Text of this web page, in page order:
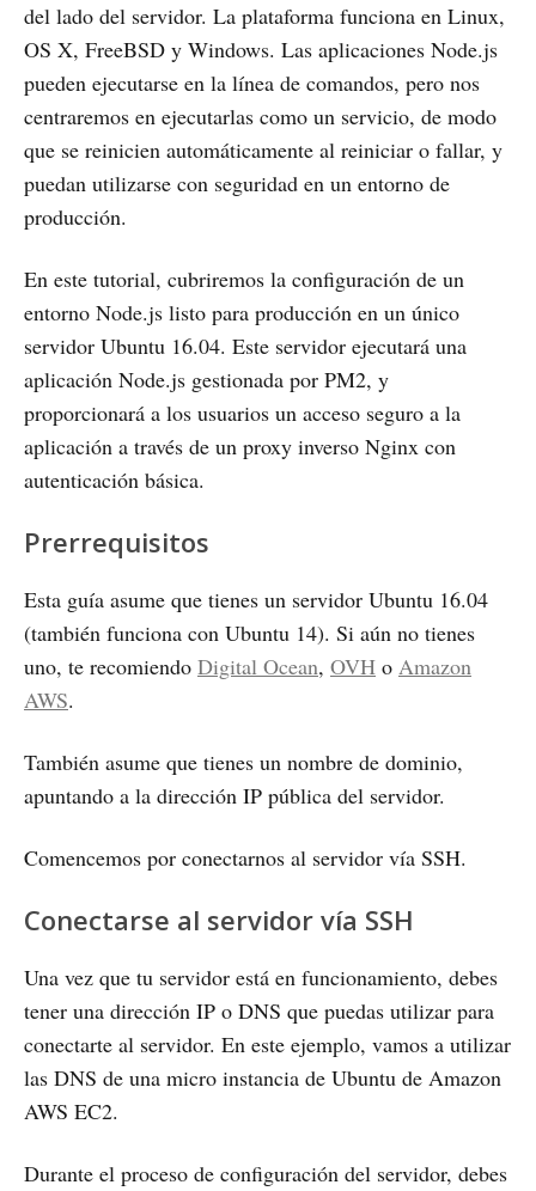
del lado del servidor. La plataforma funciona en Linux,
OS X, FreeBSD y Windows. Las aplicaciones Node.js
pueden ejecutarse en la línea de comandos, pero nos
centraremos en ejecutarlas como un servicio, de modo
que se reinicien automáticamente al reiniciar o fallar, y
puedan utilizarse con seguridad en un entorno de
producción.
En este tutorial, cubriremos la configuración de un
entorno Node.js listo para producción en un único
servidor Ubuntu 16.04. Este servidor ejecutará una
aplicación Node.js gestionada por PM2, y
proporcionará a los usuarios un acceso seguro a la
aplicación a través de un proxy inverso Nginx con
autenticación básica.
Prerrequisitos
Esta guía asume que tienes un servidor Ubuntu 16.04
(también funciona con Ubuntu 14). Si aún no tienes
uno, te recomiendo Digital Ocean, OVH o Amazon
AWS.
También asume que tienes un nombre de dominio,
apuntando a la dirección IP pública del servidor.
Comencemos por conectarnos al servidor vía SSH.
Conectarse al servidor vía SSH
Una vez que tu servidor está en funcionamiento, debes
tener una dirección IP o DNS que puedas utilizar para
conectarte al servidor. En este ejemplo, vamos a utilizar
las DNS de una micro instancia de Ubuntu de Amazon
AWS EC2.
Durante el proceso de configuración del servidor, debes